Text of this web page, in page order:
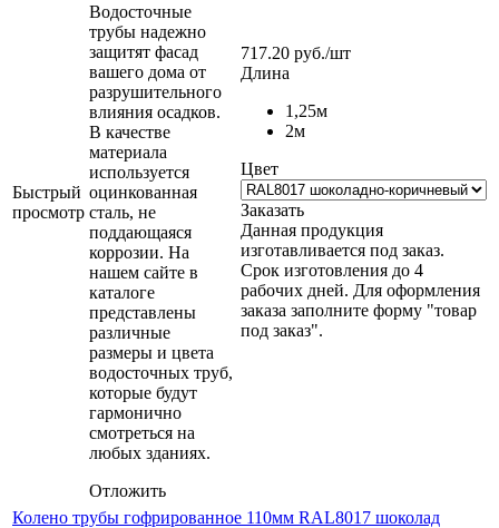
Быстрый
просмотр
Водосточные
трубы надежно
защитят фасад
вашего дома от
разрушительного
влияния осадков.
В качестве
материала
используется
оцинкованная
сталь, не
поддающаяся
коррозии. На
нашем сайте в
каталоге
представлены
различные
размеры и цвета
водосточных труб,
которые будут
гармонично
смотреться на
любых зданиях.
Отложить
717.20 руб./шт
Длина
1,25м
2м
Цвет
Заказать
Данная продукция
изготавливается под заказ.
Срок изготовления до 4
рабочих дней. Для оформления
заказа заполните форму "товар
под заказ".
Колено трубы гофрированное 110мм RAL8017 шоколад